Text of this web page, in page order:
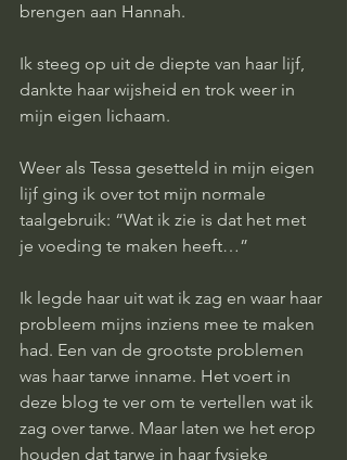
brengen aan Hannah.
Ik steeg op uit de diepte van haar lijf,
dankte haar wijsheid en trok weer in
mijn eigen lichaam.
Weer als Tessa gesetteld in mijn eigen
lijf ging ik over tot mijn normale
taalgebruik: “Wat ik zie is dat het met
je voeding te maken heeft…”
Ik legde haar uit wat ik zag en waar haar
probleem mijns inziens mee te maken
had. Een van de grootste problemen
was haar tarwe inname. Het voert in
deze blog te ver om te vertellen wat ik
zag over tarwe. Maar laten we het erop
houden dat tarwe in haar fysieke